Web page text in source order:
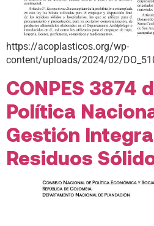
https://acoplasticos.org/wp-
content/uploads/2024/02/
CONPES 3874
Política
Gestión
Residuos